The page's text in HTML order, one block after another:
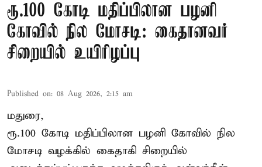
ரூ.100 கோடி மதிப்பிலான பழனி
கோவில் நில மோசடி: கைதானவர்
சிறையில் உயிரிழப்பு
Published on: 08 Aug 2026, 2:15 am
மதுரை,
ரூ.100 கோடி மதிப்பிலான பழனி கோவில் நில
மோசடி வழக்கில் கைதாகி சிறையில்